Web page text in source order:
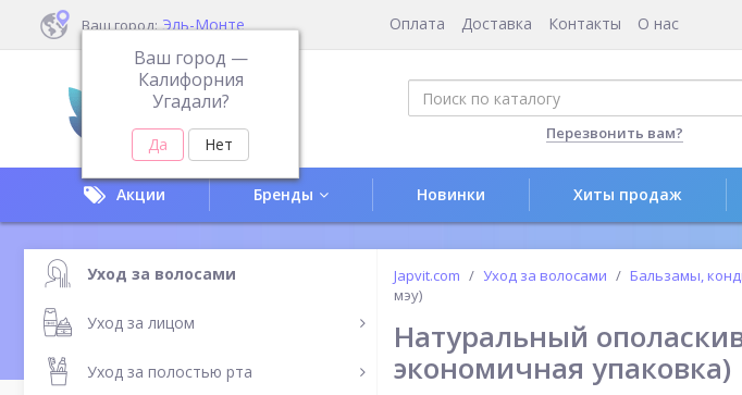
Ваш город: Эль-Монте
Ваш город —
Калифорния
Угадали?
Оплата Доставка Контакты О нас
Перезвонить вам?
Акции Бренды Новинки Хиты продаж
Уход за волосами
Уход за лицом
Уход за полостью рта
Japvit.com Уход за волосами Бальзамы,
мэу)
Натуральный
экономичная упаковка)